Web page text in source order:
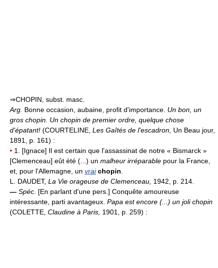
⇒CHOPIN, subst. masc.
Arg. Bonne occasion, aubaine, profit d'importance. Un bon, un
gros chopin. Un chopin de premier ordre, quelque chose
d'épatant! (COURTELINE, Les Gaîtés de l'escadron, Un Beau jour,
1891, p. 161) :
• 1. [Ignace] Il est certain que l'assassinat de notre « Bismarck »
[Clemenceau] eût été (...) un malheur irréparable pour la France,
et, pour l'Allemagne, un vrai chopin
L. DAUDET, La Vie orageuse de Clemenceau, 1942, p. 214.
— Spéc. [En parlant d'une pers.] Conquête amoureuse
intéressante, parti avantageux. Papa est encore (...) un joli chopin
(COLETTE, Claudine à Paris, 1901, p. 259) :